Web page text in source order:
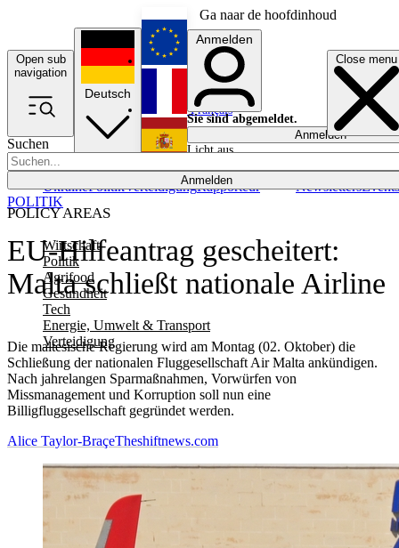
Ga naar de hoofdinhoud
Open sub
navigation
Close menu
Suchen
Anmelden
POLICY AREAS
Wirtschaft
Politik
Agrifood
Gesundheit
Tech
Energie, Umwelt & Transport
Verteidigung
UkrainePolitikVerteidigungRapporteur NewslettersEvents
Deutsch
English
Français
Anmelden
Sie sind abgemeldet.
Anmelden
Licht aus
EU-Hilfeantrag gescheitert:
Malta schließt nationale Airline
Die maltesische Regierung wird am Montag (02. Oktober) die
Schließung der nationalen Fluggesellschaft Air Malta ankündigen.
Nach jahrelangen Sparmaßnahmen, Vorwürfen von
Missmanagement und Korruption soll nun eine
Billigfluggesellschaft gegründet werden.
POLITIK
Alice Taylor-BraçeTheshiftnews.com